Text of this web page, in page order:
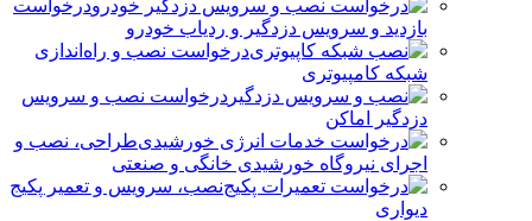
درخواست
بازدید و سرویس دزدگیر و ردیاب خودرو
درخواست نصب و راه‌اندازی
شبکه کامپیوتری
درخواست نصب و سرویس
دزدگیر اماکن
طراحی، نصب و
اجرای نیروگاه خورشیدی خانگی و صنعتی
نصب، سرویس و تعمیر پکیج
دیواری